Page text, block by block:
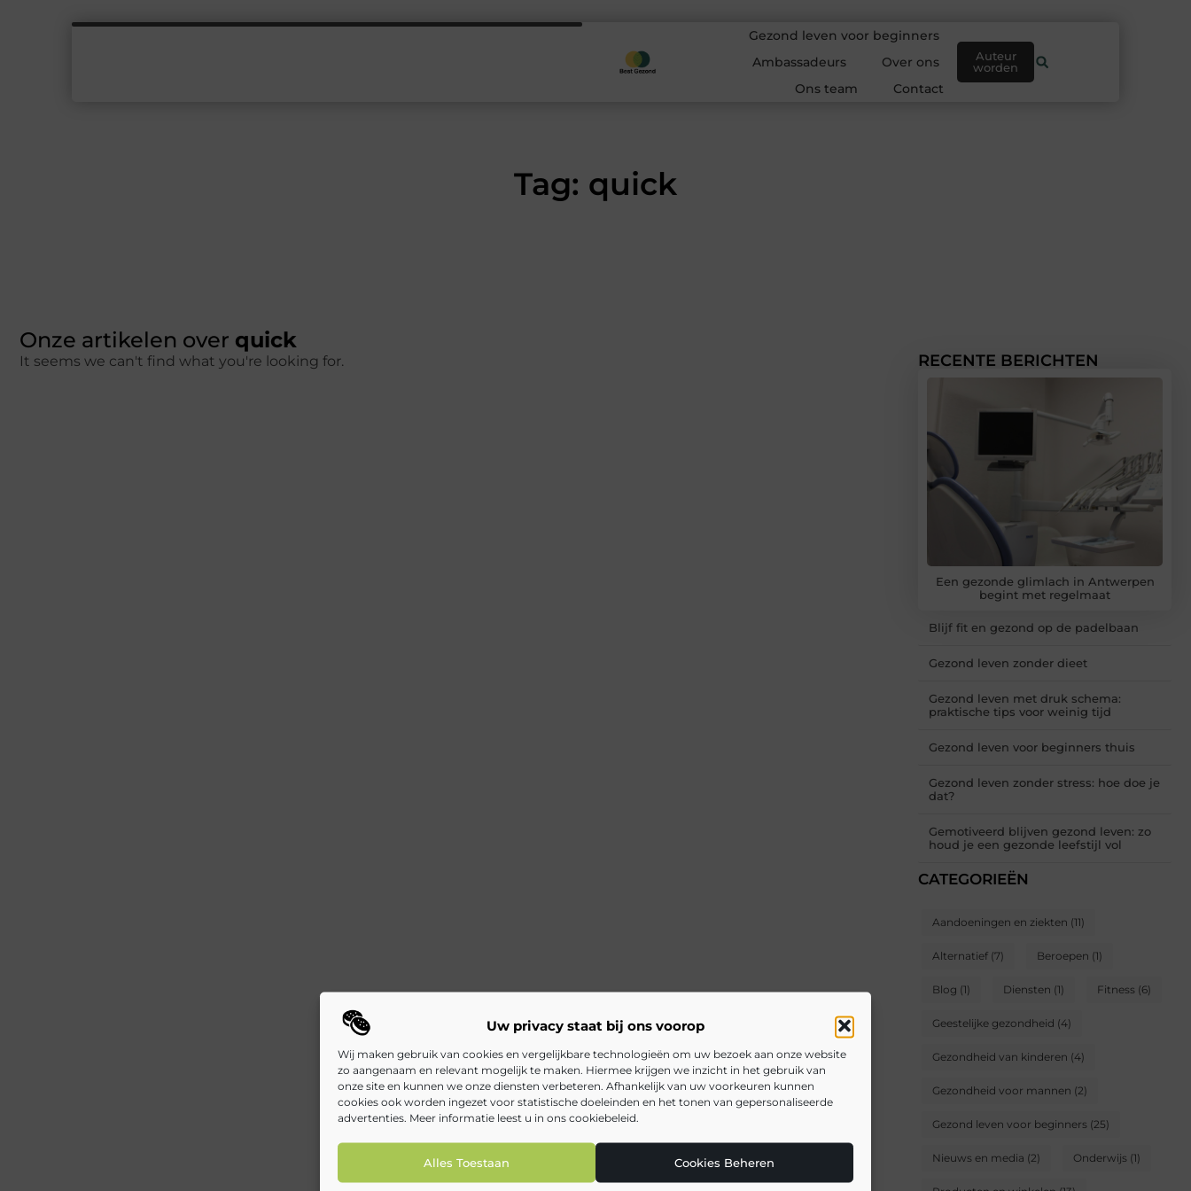
Uw privacy staat bij ons voorop
Wij maken gebruik van cookies en vergelijkbare technologieën om uw bezoek aan onze website
zo aangenaam en relevant mogelijk te maken. Hiermee krijgen we inzicht in het gebruik van
onze site en kunnen we onze diensten verbeteren. Afhankelijk van uw voorkeuren kunnen
cookies ook worden ingezet voor statistische doeleinden en het tonen van gepersonaliseerde
advertenties. Meer informatie leest u in ons cookiebeleid.
Alles Toestaan Cookies Beheren
Gezond leven voor beginners
Ambassadeurs
Over ons
Ons team
Contact
Auteur
worden
Tag: quick
Onze artikelen over quick
It seems we can't find what you're looking for. RECENTE BERICHTEN
Een gezonde glimlach in Antwerpen
begint met regelmaat
Blijf fit en gezond op de padelbaan
Gezond leven zonder dieet
Gezond leven met druk schema:
praktische tips voor weinig tijd
Gezond leven voor beginners thuis
Gezond leven zonder stress: hoe doe je
dat?
Gemotiveerd blijven gezond leven: zo
houd je een gezonde leefstijl vol
CATEGORIEËN
Aandoeningen en ziekten (11)
Alternatief (7) Beroepen (1)
Blog (1) Diensten (1) Fitness (6)
Geestelijke gezondheid (4)
Gezondheid van kinderen (4)
Gezondheid voor mannen (2)
Gezond leven voor beginners (25)
Nieuws en media (2) Onderwijs (1)